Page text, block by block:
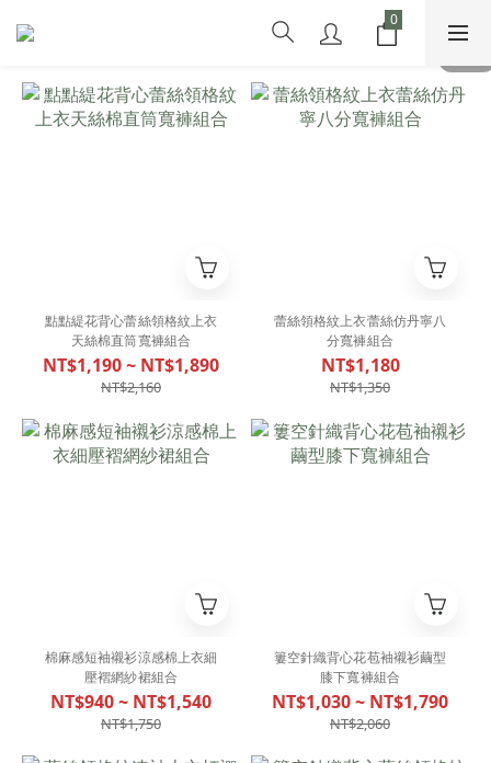
點點緹花背心蕾絲領格紋上衣
天絲棉直筒寬褲組合
NT$1,190 ~ NT$1,890
NT$2,160
蕾絲領格紋上衣蕾絲仿丹寧八
分寬褲組合
NT$1,180
NT$1,350
棉麻感短袖襯衫涼感棉上衣細
壓褶網紗裙組合
NT$940 ~ NT$1,540
NT$1,750
簍空針織背心花苞袖襯衫繭型
膝下寬褲組合
NT$1,030 ~ NT$1,790
NT$2,060